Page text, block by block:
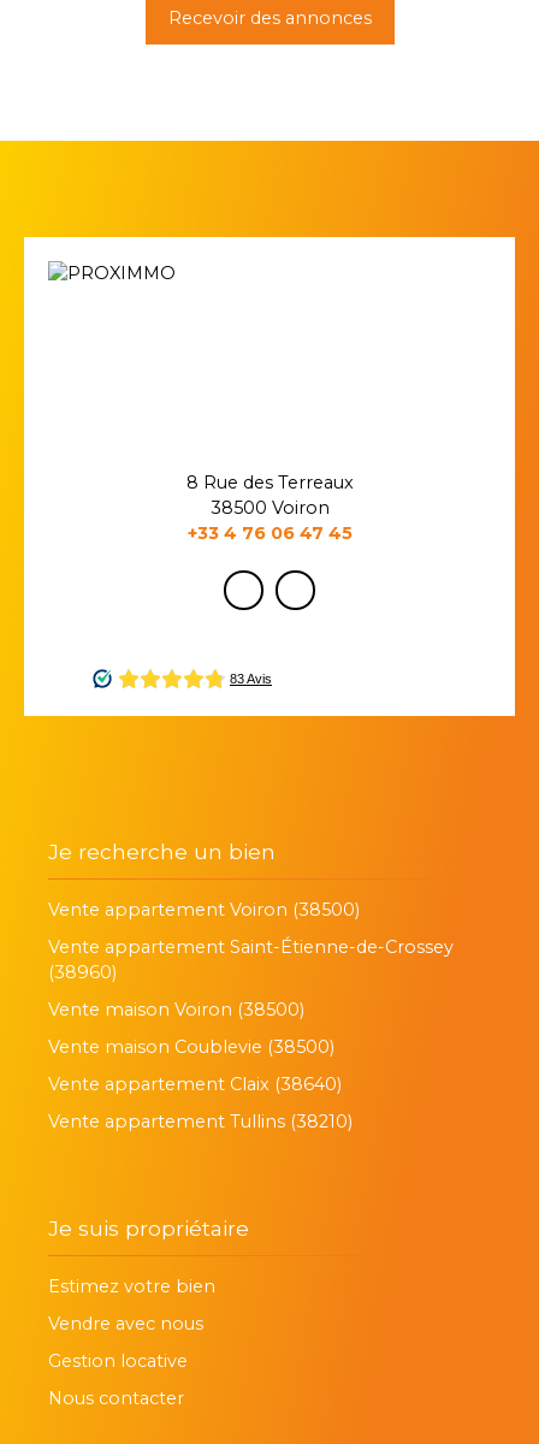
Recevoir des annonces
8 Rue des Terreaux
38500 Voiron
+33 4 76 06 47 45
Je recherche un bien
Vente appartement Voiron (38500)
Vente appartement Saint-Étienne-de-Crossey
(38960)
Vente maison Voiron (38500)
Vente maison Coublevie (38500)
Vente appartement Claix (38640)
Vente appartement Tullins (38210)
Je suis propriétaire
Estimez votre bien
Vendre avec nous
Gestion locative
Nous contacter